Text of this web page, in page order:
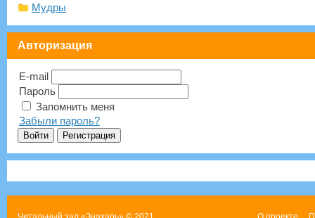
Мудры
Авторизация
E-mail
Пароль
Запомнить меня
Забыли пароль?